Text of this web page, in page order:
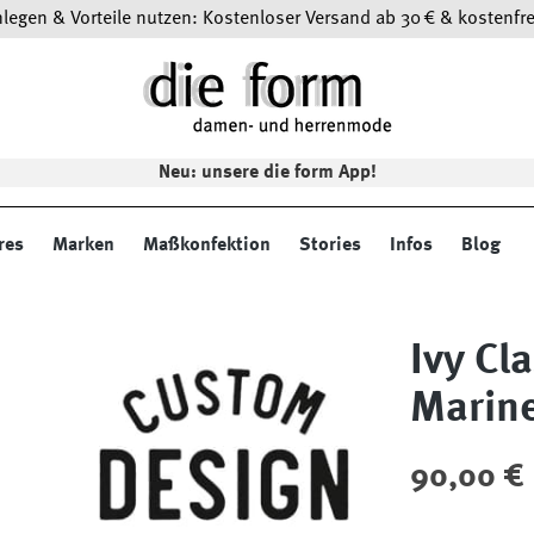
& Vorteile nutzen: Kostenloser Versand ab 30 € &
Neu: unsere die form App!
Marken Maßkonfektion Stories Infos Blog
Ivy
Regulärer Preis:
90,00 €